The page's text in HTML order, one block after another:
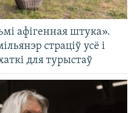
афігенная штука».
страціў усё і
для турыстаў